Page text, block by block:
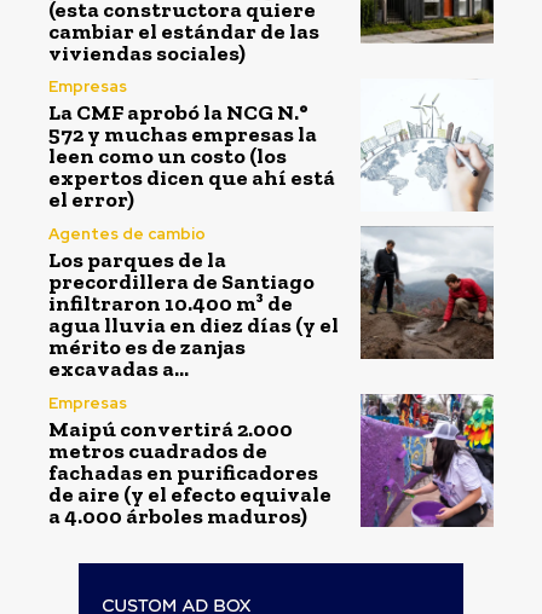
(esta constructora quiere
cambiar el estándar de las
viviendas sociales)
Empresas
La CMF aprobó la NCG N.°
572 y muchas empresas la
leen como un costo (los
expertos dicen que ahí está
el error)
Agentes de cambio
Los parques de la
precordillera de Santiago
infiltraron 10.400 m³ de
agua lluvia en diez días (y el
mérito es de zanjas
excavadas a...
Empresas
Maipú convertirá 2.000
metros cuadrados de
fachadas en purificadores
de aire (y el efecto equivale
a 4.000 árboles maduros)